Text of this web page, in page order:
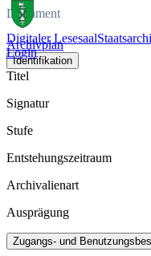
Digitaler Lesesaal
Login
Dokument
Archivplan
Identifikation
Titel
Signatur
Stufe
Entstehungszeitraum
Archivalienart
Ausprägung
Zugangs- und